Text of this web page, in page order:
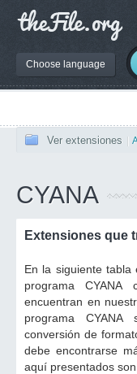
Choose language
Ver extensiones
CYANA
Extensiones que
En la siguiente tabla
programa
encuentran en
programa
conversión de
debe encontrarse
aquí presentados